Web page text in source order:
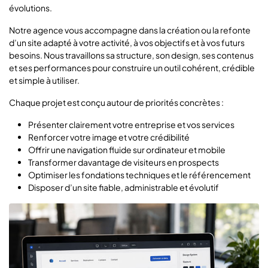
évolutions.
Notre agence vous accompagne dans la création ou la refonte
d’un site adapté à votre activité, à vos objectifs et à vos futurs
besoins. Nous travaillons sa structure, son design, ses contenus
et ses performances pour construire un outil cohérent, crédible
et simple à utiliser.
Chaque projet est conçu autour de priorités concrètes :
Présenter clairement votre entreprise et vos services
Renforcer votre image et votre crédibilité
Offrir une navigation fluide sur ordinateur et mobile
Transformer davantage de visiteurs en prospects
Optimiser les fondations techniques et le référencement
Disposer d’un site fiable, administrable et évolutif